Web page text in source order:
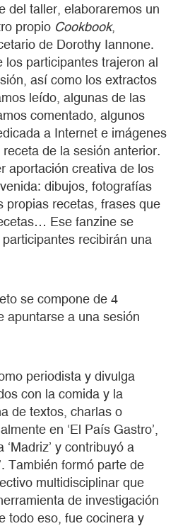
del taller, elaboraremos un
propio Cookbook,
de Dorothy Iannone.
los participantes trajeron al
así como los extractos
leído, algunas de las
comentado, algunos
a Internet e imágenes
de la sesión anterior.
aportación creativa de los
dibujos, fotografías
propias recetas, frases que
Ese fanzine se
recibirán una
se compone de 4
apuntarse a una sesión
periodista y divulga
con la comida y la
de textos, charlas o
en ‘El País Gastro’,
y contribuyó a
También formó parte de
multidisciplinar que
de investigación
todo eso, fue cocinera y